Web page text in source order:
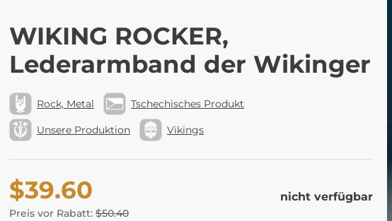
WIKING ROCKER,
Lederarmband der Wikinger
Rock, Metal Tschechisches Produkt
Unsere Produktion Vikings
$39.60
Preis vor Rabatt: $50.40
nicht verfügbar